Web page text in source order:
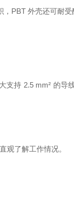
PBT 外壳还可耐受
支持 2.5 mm² 的
观了解工作情况。